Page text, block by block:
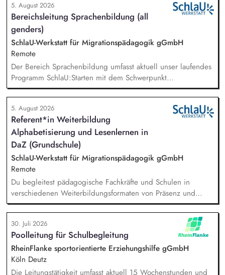
5. August 2026
Bereichsleitung Sprachenbildung (all
genders)
SchlaU-Werkstatt für Migrationspädagogik gGmbH
Remote
Der Bereich Sprachenbildung umfasst aktuell unser laufendes
Programm SchlaU:Starten mit dem Schwerpunkt
"Alphabetisierung in DaZ für die Grundschule" sowie
zukünftig weitere auf Unterrichtsmaterial bezogene Projekte
mit den Schwerpunkten sprachensensibles und
rassismuskritisches Deutschlernen von der Grundschule bis in
die Berufliche Bildung. Der Bereich Sprachenbildung
entwickelt in seinen Projekten dazu zielgruppengerechte und
innovative Unterrichtsmaterialien und begleitet pädagogische
Fachkräfte mit daran angeschlossenen
Weiterbildungsangeboten online wie offline.
5. August 2026
Referent*in Weiterbildung
Alphabetisierung und Lesenlernen in
DaZ (Grundschule)
SchlaU-Werkstatt für Migrationspädagogik gGmbH
Remote
Du begleitest pädagogische Fachkräfte und Schulen in
verschiedenen Weiterbildungsformaten von Präsenz und
Online-Workshops bis hin zu pädogischen Tagen und erstellst
Online-Selbstlernkurse für unsere Plattform schlau-lernen.org.
Die inhaltlichen Schwerpunkte liegen dabei auf den
Bereichen Lesen lernen, Mehrsprachigkeitsbewusstsein und
Alphabetisierung in der Grundschule.
30. Juli 2026
Poolleitung für Schulbegleitung
RheinFlanke sportorientierte Erziehungshilfe gGmbH
Köln Deutz
Die Leitungstätigkeit umfasst aktuell 15 Wochenstunden und